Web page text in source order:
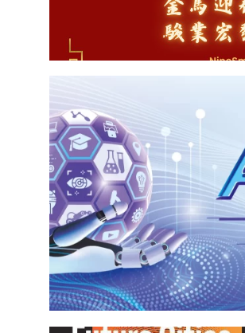
飛馳邁向2026：NineSmart的新年
[教育人工智能論壇系列暨應用展]